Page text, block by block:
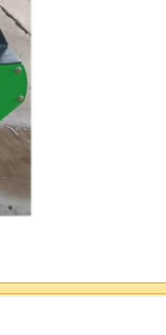
有机材料进